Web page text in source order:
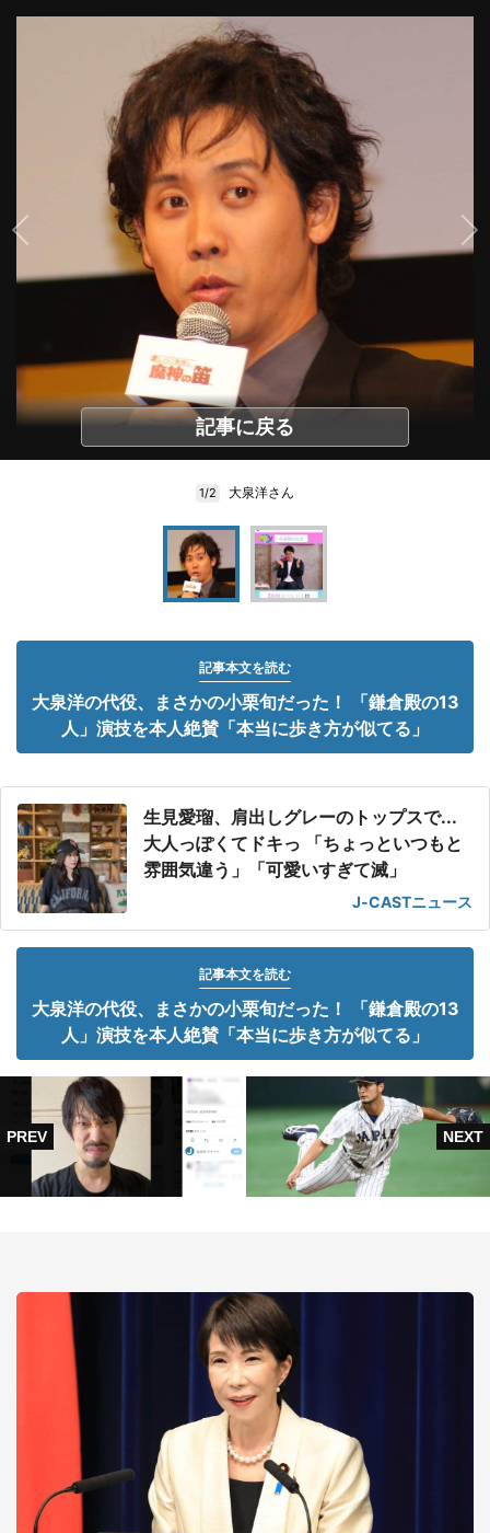
記事に戻る
1/2 大泉洋さん
記事本文を読む
大泉洋の代役、まさかの小栗旬だった！ 「鎌倉殿の13
人」演技を本人絶賛「本当に歩き方が似てる」
生見愛瑠、肩出しグレーのトップスで...
大人っぽくてドキっ 「ちょっといつもと
雰囲気違う」「可愛いすぎて滅」
J-CASTニュース
記事本文を読む
大泉洋の代役、まさかの小栗旬だった！ 「鎌倉殿の13
人」演技を本人絶賛「本当に歩き方が似てる」